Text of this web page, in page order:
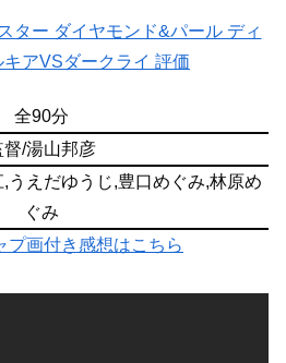
全90分
督/湯山邦彦
うえだゆうじ,豊口めぐみ,林原め
ぐみ
プ画付き感想はこちら